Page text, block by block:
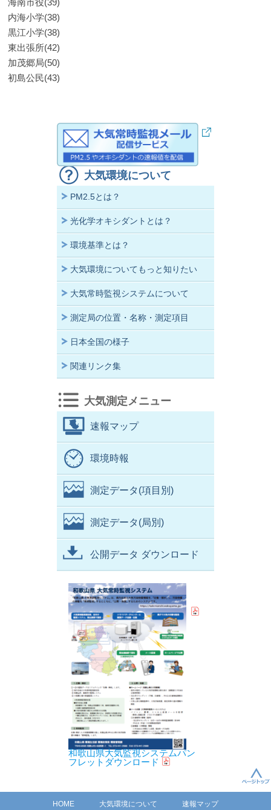
海南市役(39)
内海小学(38)
黒江小学(38)
東出張所(42)
加茂郷局(50)
初島公民(43)
大気環境について
PM2.5とは？
光化学オキシダントとは？
環境基準とは？
大気環境についてもっと知りたい
大気常時監視システムについて
測定局の位置・名称・測定項目
日本全国の様子
関連リンク集
大気測定メニュー
速報マップ
環境時報
測定データ(項目別)
測定データ(局別)
公開データ ダウンロード
和歌山県大気監視システムパン
フレットダウンロード
HOME 大気環境について 速報マップ